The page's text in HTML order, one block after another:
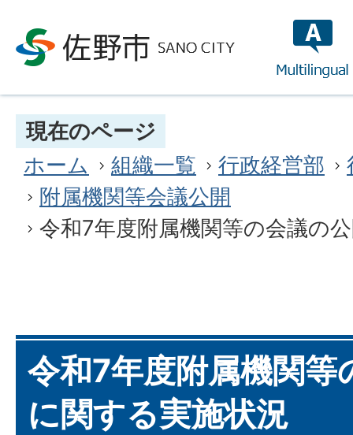
現在のページ
ホーム
組織一覧 行政経営部
附属機関等会議公開
令和7年度附属機関等の会議の
令和7年度附属機関等
に関する実施状況